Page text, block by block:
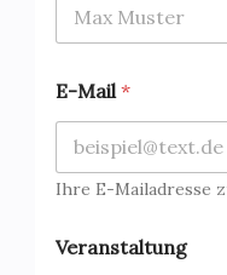
E-Mail *
Ihre E-Mailadresse
Veranstaltung